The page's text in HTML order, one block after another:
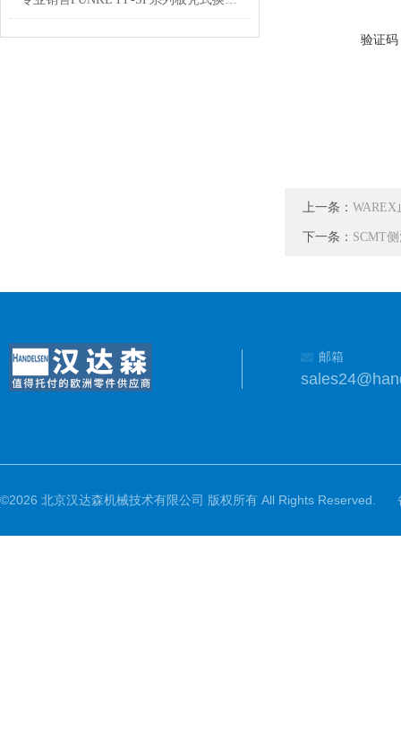
验证码
上一条：
下一条： SCMT
邮箱
©2026 北京汉达森机械技术有限公司 版权所有 All Rights Reserved.